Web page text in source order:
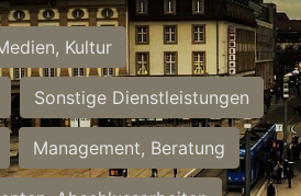
Kultur
Sonstige Dienstleistungen
Management, Beratung